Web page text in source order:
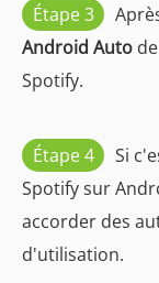
Étape 3
Android Auto
Spotify.
Étape 4
Si
Spotify sur
accorder des
d'utilisation.